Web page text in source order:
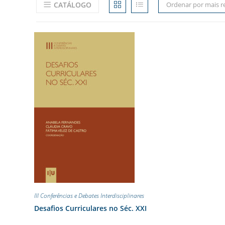
CATÁLOGO Ordenar por mais
III Conferências e Debates Interdisciplinares
Desafios Curriculares no Séc. XXI